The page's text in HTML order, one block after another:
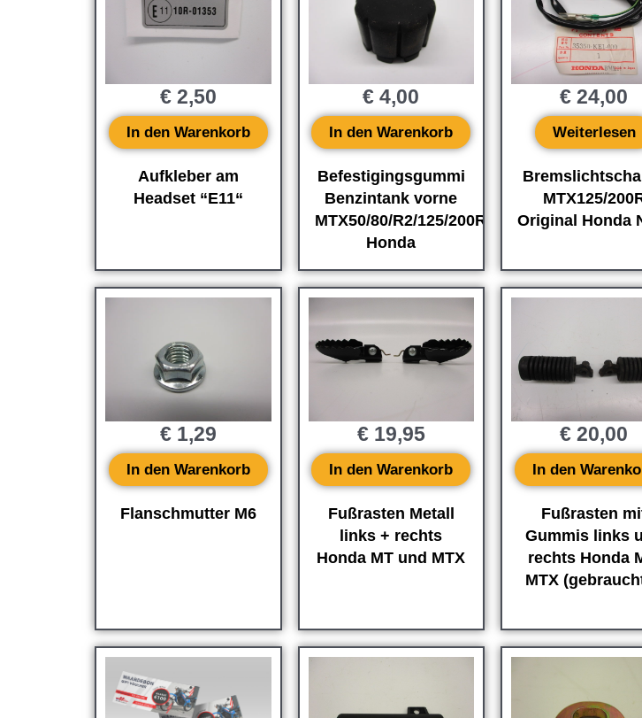
Aufkleber am
Headset “E11“
€2,50
In den Warenkorb
Befestigingsgummi
Benzintank vorne
MTX50/80/R2/125/200R
Honda
€ 4,00
In den Warenkorb
MTX125/
Original Honda
€ 24,00
Weiterlesen
Flanschmutter M6
€1,29
In den Warenkorb
Fußrasten Metall
links + rechts
Honda MT und MTX
€19,95
In den Warenkorb
Fußrasten
Gummis links
rechts Honda
MTX
€ 20,00
In den